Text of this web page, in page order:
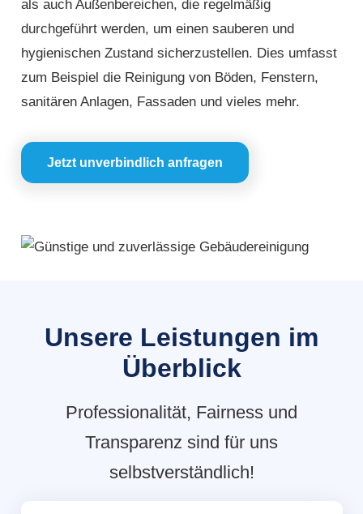
als auch Außenbereichen, die regelmäßig
durchgeführt werden, um einen sauberen und
hygienischen Zustand sicherzustellen. Dies umfasst
zum Beispiel die Reinigung von Böden, Fenstern,
sanitären Anlagen, Fassaden und vieles mehr.
Jetzt unverbindlich anfragen
Unsere Leistungen im
Überblick
Professionalität, Fairness und
Transparenz sind für uns
selbstverständlich!